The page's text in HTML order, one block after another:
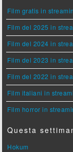
Film gratis in
Film del 2025 in
Film del 2024 in
Film del 2023 in
Film del 2022 in
Film italiani in
Film horror in
Questa
Hokum